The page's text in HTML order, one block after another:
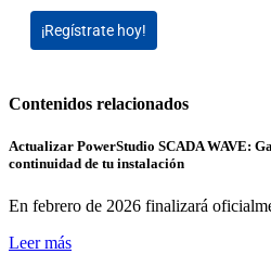
¡Regístrate hoy!
Contenidos relacionados
Actualizar PowerStudio SCADA WAVE:
continuidad de tu instalación
En febrero de 2026 finalizará
Leer más